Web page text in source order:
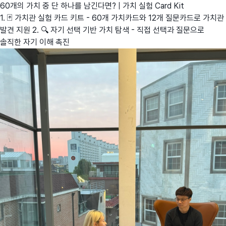
60개의 가치 중 단 하나를 남긴다면? | 가치 실험 Card Kit
1. 🃏 가치관 실험 카드 키트 - 60개 가치카드와 12개 질문카드로 가치관
발견 지원 2. 🔍 자기 선택 기반 가치 탐색 - 직접 선택과 질문으로
솔직한 자기 이해 촉진